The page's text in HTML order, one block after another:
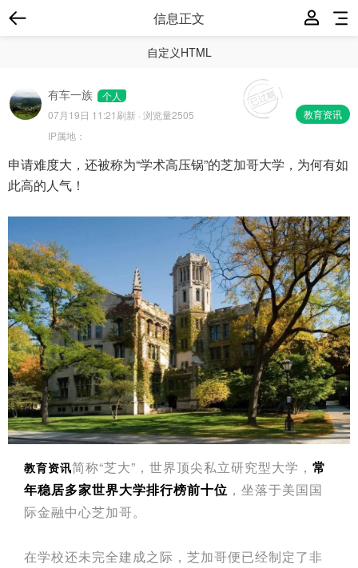
信息正文
自定义HTML
有车一族
个人
教育资讯
07月19日 11:21 刷新 · 浏览量2505
IP属地：
申请难度大，还被称为“学术高压锅”的芝加哥大学，为何有如
此高的人气！
教育资讯简称“芝大”，世界顶尖私立研究型大学， 常
年稳居多家世界大学排行榜前十位 ，坐落于美国国
际金融中心芝加哥。
在学校还未完全建成之际，芝加哥便已经制定了非